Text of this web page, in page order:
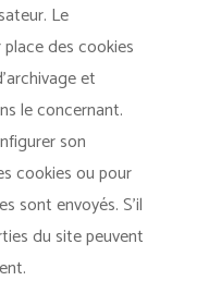
Le
des cookies
et
le concernant.
son
cookies ou pour
sont envoyés. S’il
du site peuvent